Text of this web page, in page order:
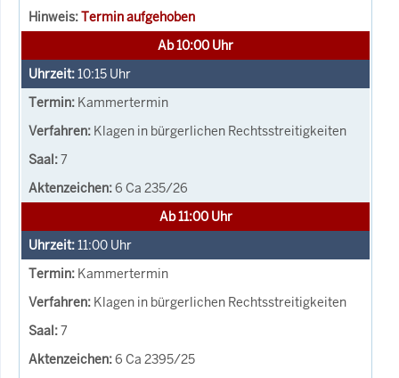
Termin aufgehoben
Ab 10:00 Uhr
10:15 Uhr
Kammertermin
Klagen in bürgerlichen Rechtsstreitigkeiten
7
6 Ca 235/26
Ab 11:00 Uhr
11:00 Uhr
Kammertermin
Klagen in bürgerlichen Rechtsstreitigkeiten
7
6 Ca 2395/25